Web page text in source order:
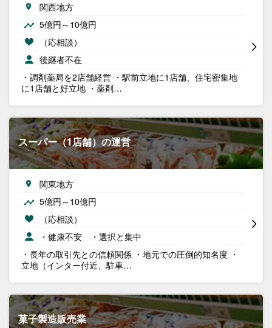
関西地方
5億円～10億円
（応相談）
後継者不在
・調剤薬局を2店舗経営 ・駅前立地に1店舗、住宅密集地
に1店舗と好立地 ・薬剤…
スーパー（1店舗）の運営
関東地方
5億円～10億円
（応相談）
・健康不安 ・選択と集中
・長年の取引先との信頼関係 ・地元での圧倒的知名度 ・
立地（インター付近、駐車…
菓子製造販売業